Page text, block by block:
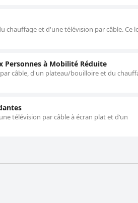
chauffage et d'une télévision par câble. Ce
Personnes à Mobilité Réduite
câble, d'un plateau/bouilloire et du
télévision par câble à écran plat et d’un